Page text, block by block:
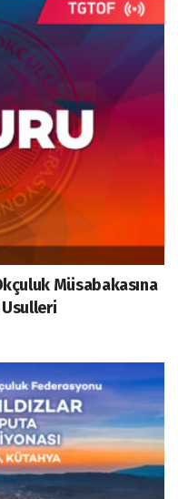
Müsabakasına
Usulleri